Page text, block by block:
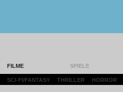
FILME SPIELE
SCI-FI/FANTASY THRILLER HORROR